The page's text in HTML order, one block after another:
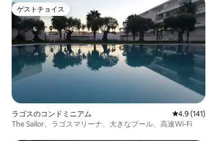
ゲストチョイス
ゲストチョイス
ラゴスのコンドミニアム レビュー141
4.9 (141)
The Sailor、ラゴスマリーナ、大きなプール、高速Wi-Fi